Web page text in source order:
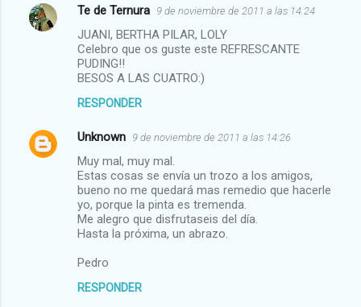
Te de Ternura 9 de noviembre de 2011 a las 14:24
JUANI, BERTHA PILAR, LOLY
Celebro que os guste este REFRESCANTE
PUDING!!
BESOS A LAS CUATRO:)
RESPONDER
Unknown 9 de noviembre de 2011 a las 14:26
Muy mal, muy mal.
Estas cosas se envía un trozo a los amigos,
bueno no me quedará mas remedio que hacerle
yo, porque la pinta es tremenda.
Me alegro que disfrutaseis del día.
Hasta la próxima, un abrazo.
Pedro
RESPONDER